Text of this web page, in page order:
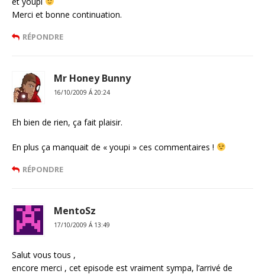
Merci et bonne continuation.
RÉPONDRE
Mr Honey Bunny
16/10/2009 Á 20:24
Eh bien de rien, ça fait plaisir.
En plus ça manquait de « youpi » ces commentaires !
RÉPONDRE
MentoSz
17/10/2009 Á 13:49
Salut vous tous ,
encore merci , cet episode est vraiment sympa, l’arrivé de